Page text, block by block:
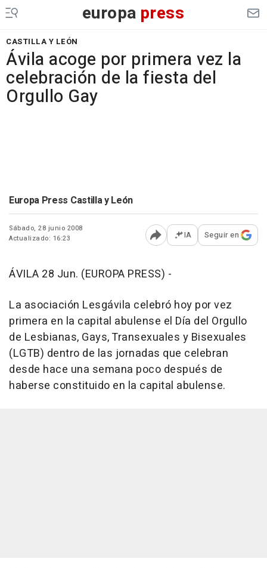
europa press
CASTILLA Y LEÓN
Ávila acoge por primera vez la
celebración de la fiesta del
Orgullo Gay
Europa Press Castilla y León
Sábado, 28 junio 2008
Actualizado: 16:23
Abrir opciones para
IA Seguir en
ÁVILA 28 Jun. (EUROPA PRESS) -
La asociación Lesgávila celebró hoy por vez
primera en la capital abulense el Día del Orgullo
de Lesbianas, Gays, Transexuales y Bisexuales
(LGTB) dentro de las jornadas que celebran
desde hace una semana poco después de
haberse constituido en la capital abulense.